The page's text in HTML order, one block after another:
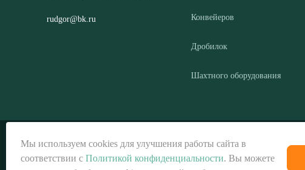
rudgor@bk.ru Конвейеров
Дробилок
Шахтного оборудования
© ООО «РГМ-УРАЛ», 2026
Мы используем cookies для улучшения работы сайта в
соответствии с Политикой конфиденциальности. Вы можете